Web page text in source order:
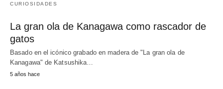
CURIOSIDADES
La gran ola de Kanagawa como rascador de
gatos
Basado en el icónico grabado en madera de "La gran ola de
Kanagawa" de Katsushika…
5 años hace